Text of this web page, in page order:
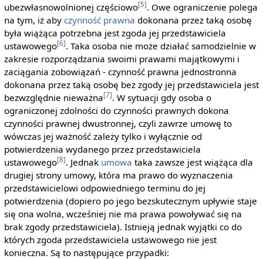
ubezwłasnowolnionej częściowo[5]. Owe ograniczenie polega
na tym, iż aby czynność prawna dokonana przez taką osobę
była wiążąca potrzebna jest zgoda jej przedstawiciela
ustawowego[6]. Taka osoba nie może działać samodzielnie w
zakresie rozporządzania swoimi prawami majątkowymi i
zaciągania zobowiązań - czynność prawna jednostronna
dokonana przez taką osobę bez zgody jej przedstawiciela jest
bezwzględnie nieważna[7]. W sytuacji gdy osoba o
ograniczonej zdolności do czynności prawnych dokona
czynności prawnej dwustronnej, czyli zawrze umowę to
wówczas jej ważność zależy tylko i wyłącznie od
potwierdzenia wydanego przez przedstawiciela
ustawowego[8]. Jednak umowa taka zawsze jest wiążąca dla
drugiej strony umowy, która ma prawo do wyznaczenia
przedstawicielowi odpowiedniego terminu do jej
potwierdzenia (dopiero po jego bezskutecznym upływie staje
się ona wolna, wcześniej nie ma prawa powoływać się na
brak zgody przedstawiciela). Istnieją jednak wyjątki co do
których zgoda przedstawiciela ustawowego nie jest
konieczna. Są to następujące przypadki: